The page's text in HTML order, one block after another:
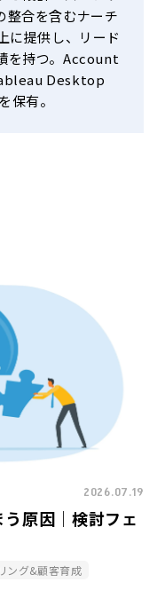
整合を含むナーチ
に提供し、リード
を持つ。Account
Desktop
有。
2026.07.19
原因｜検討フェ
ング&顧客育成